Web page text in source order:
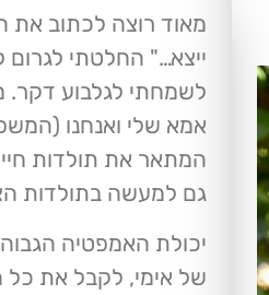
מאוד רוצה לכתוב את
ייצא…" החלטתי
לשמחתי לגלבוע דקר.
אמא שלי ואנחנו
המתאר את תולדות
גם למעשה בתולדות
יכולת האמפטיה
של אימי, לקבל את כל